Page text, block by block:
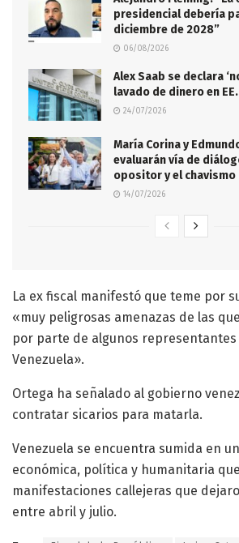
presidencial debería
diciembre de 2028”
06/08/2026
Alex Saab se declara
lavado de dinero en
24/07/2026
María Corina y
evaluarán vía de
opositor y el chavismo
14/07/2026
La ex fiscal manifestó que teme por
«muy peligrosas amenazas de las
por parte de algunos
Venezuela».
Ortega ha señalado al gobierno
contratar sicarios para matarla.
Venezuela se encuentra sumida en
económica, política y humanitaria
manifestaciones callejeras que
entre abril y julio.